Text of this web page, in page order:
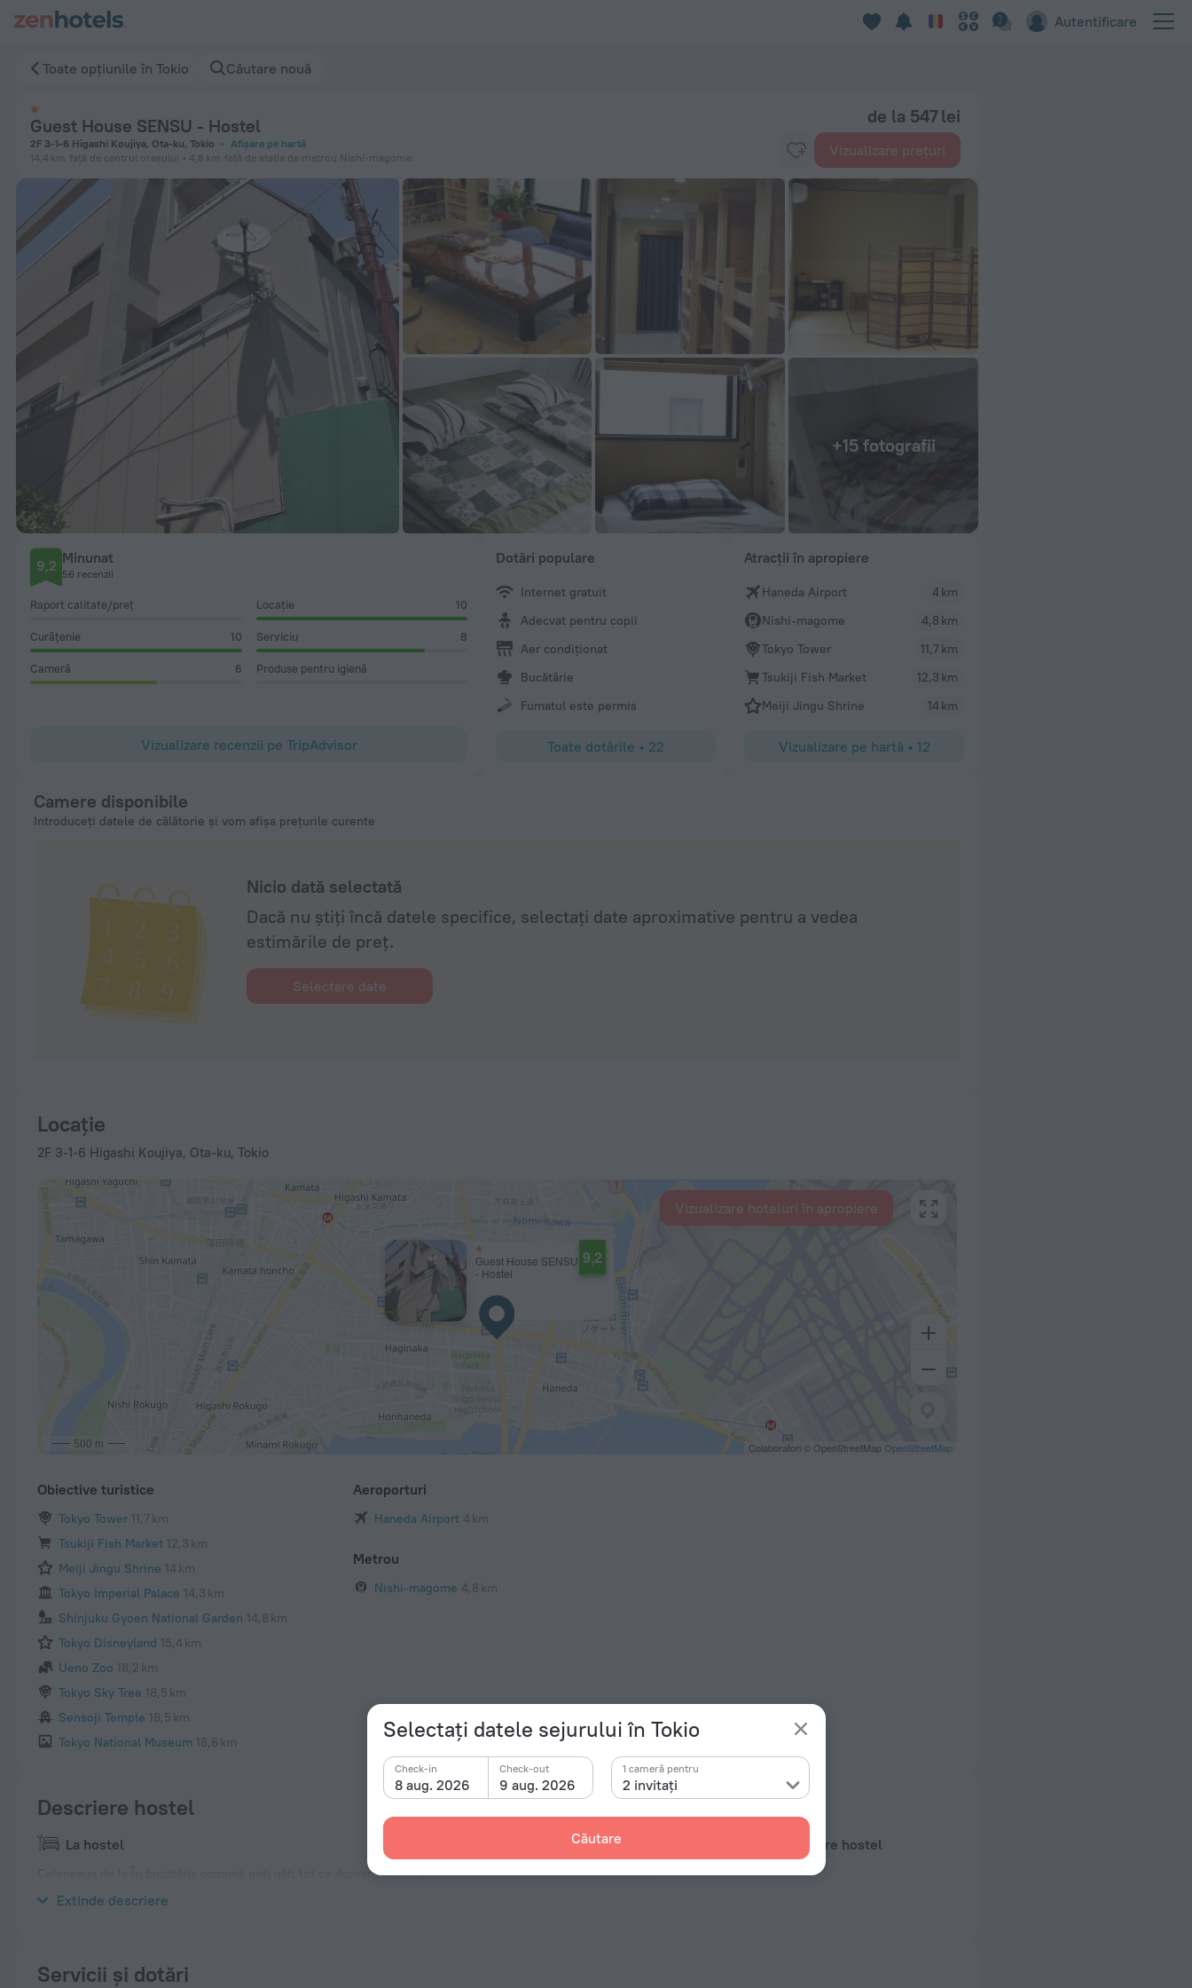
Autentificare
Selectați datele sejurului în Tokio
8 aug. 2026
Check-in
9 aug. 2026
Check-out
2 invitați
1 cameră pentru
Căutare
Toate opțiunile în Tokio Căutare nouă
Guest House SENSU - Hostel
2F 3-1-6 Higashi Koujiya, Ota-ku, Tokio
Afișare pe hartă
14,4 km față de centrul orașului 4,8 km față de stația de metrou Nishi-magome
de la 547 lei
Vizualizare prețuri
+15 fotografii
9,2 Minunat
56 recenzii
Raport calitate/preț Locație 10
Curățenie 10 Serviciu 8
Cameră 6 Produse pentru igienă
Vizualizare recenzii pe TripAdvisor
Dotări populare
Internet gratuit
Adecvat pentru copii
Aer condiționat
Bucătărie
Fumatul este permis
Toate dotările • 22
Atracții în apropiere
Haneda Airport
4 km
Nishi-magome
4,8 km
Tokyo Tower
11,7 km
Tsukiji Fish Market
12,3 km
Meiji Jingu Shrine
14 km
Vizualizare pe hartă • 12
Camere disponibile
Introduceți datele de călătorie și vom afișa prețurile curente
Nicio dată selectată
Dacă nu știți încă datele specifice, selectați date aproximative pentru a vedea
estimările de preț.
Selectare date
Locație
2F 3-1-6 Higashi Koujiya, Ota-ku, Tokio
Guest House SENSU
- Hostel
9,2
500 m Colaboratori © OpenStreetMapOpenStreetMap
Vizualizare hoteluri în apropiere
Obiective turistice
Tokyo Tower 11,7 km
Tsukiji Fish Market 12,3 km
Meiji Jingu Shrine 14 km
Tokyo Imperial Palace 14,3 km
Shinjuku Gyoen National Garden 14,8 km
Tokyo Disneyland 15,4 km
Ueno Zoo 18,2 km
Tokyo Sky Tree 18,5 km
Sensoji Temple 18,5 km
Tokyo National Museum 18,6 km
Aeroporturi
Haneda Airport 4 km
Metrou
Nishi-magome 4,8 km
Descriere hostel
La hostel
Cafeneaua de la În bucătăria comună poți găti tot ce dorești. Wi-Fi gratuit disponibil în zonă. Cere mai multe
Extinde descriere
Detalii despre hostel
Servicii și dotări
Guest House SENSU - Hostel în Tokio — Rezervați acum pe ZenHotels.com